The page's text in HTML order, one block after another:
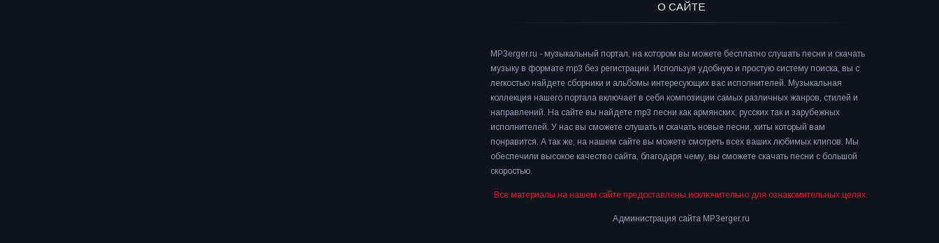
О САЙТЕ
MP3erger.ru - музыкальный портал, на котором вы можете бесплатно слушать песни и скачать
музыку в формате mp3 без регистрации. Используя удобную и простую систему поиска, вы с
легкостью найдете сборники и альбомы интересующих вас исполнителей. Музыкальная
коллекция нашего портала включает в себя композиции самых различных жанров, стилей и
направлений. На сайте вы найдете mp3 песни как армянских, русских так и зарубежных
исполнителей. У нас вы сможете слушать и скачать новые песни, хиты который вам
понравится. А так же, на нашем сайте вы можете смотреть всех ваших любимых клипов. Мы
обеспечили высокое качество сайта, благодаря чему, вы сможете скачать песни с большой
скоростью.
Все материалы на нашем сайте предоставлены исключительно для ознакомительных целях.
Администрация сайта MP3erger.ru